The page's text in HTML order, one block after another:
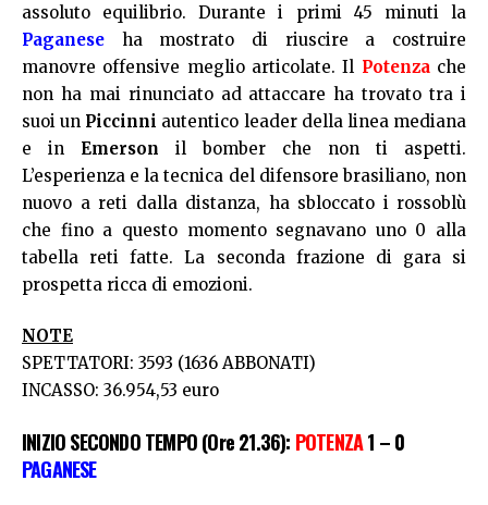
assoluto equilibrio. Durante i primi 45 minuti la
Paganese ha mostrato di riuscire a costruire
manovre offensive meglio articolate. Il Potenzache
non ha mai rinunciato ad attaccare ha trovato tra i
suoi un Piccinni autentico leader della linea mediana
e in Emerson il bomber che non ti aspetti.
L’esperienza e la tecnica del difensore brasiliano, non
nuovo a reti dalla distanza, ha sbloccato i rossoblù
che fino a questo momento segnavano uno 0 alla
tabella reti fatte. La seconda frazione di gara si
prospetta ricca di emozioni.
NOTE
SPETTATORI: 3593 (1636 ABBONATI)
INCASSO: 36.954,53 euro
INIZIO SECONDO TEMPO (Ore 21.36): POTENZA1 – 0
PAGANESE